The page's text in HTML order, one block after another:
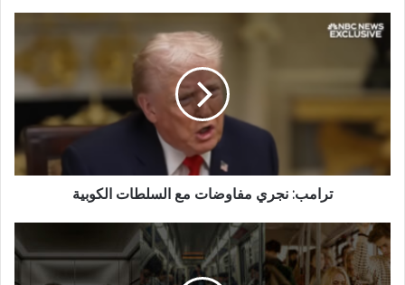
ترامب: نجري مفاوضات مع السلطات الكوبية